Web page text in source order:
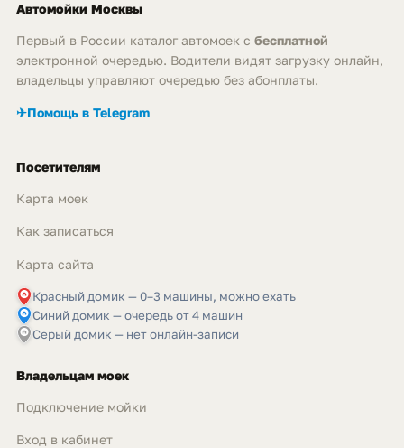
Автомойки Москвы
Первый в России каталог автомоек с бесплатной
электронной очередью. Водители видят загрузку онлайн,
владельцы управляют очередью без абонплаты.
✈Помощь в Telegram
Посетителям
Карта моек
Как записаться
Карта сайта
Красный домик — 0–3 машины, можно ехать
Синий домик — очередь от 4 машин
Серый домик — нет онлайн-записи
Владельцам моек
Подключение мойки
Вход в кабинет